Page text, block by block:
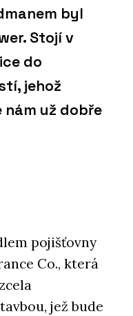
byl
Stojí v
do
jehož
už dobře
pojišťovny
Co., která
jež bude